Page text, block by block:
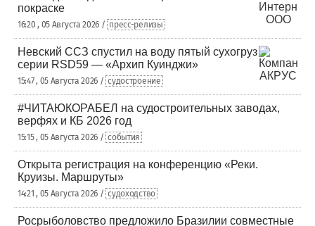
покраске
16:20 , 05 Августа 2026 / пресс-релизы
Невский ССЗ спустил на воду пятый сухогруз
серии RSD59 — «Архип Куинджи»
15:47 , 05 Августа 2026 / судостроение
#ЧИТАЮКОРАБЕЛ на судостроительных заводах,
верфях и КБ 2026 год
15:15 , 05 Августа 2026 / события
Открыта регистрация на конференцию «Реки.
Круизы. Маршруты»
14:21 , 05 Августа 2026 / судоходство
Росрыболовство предложило Бразилии совместные